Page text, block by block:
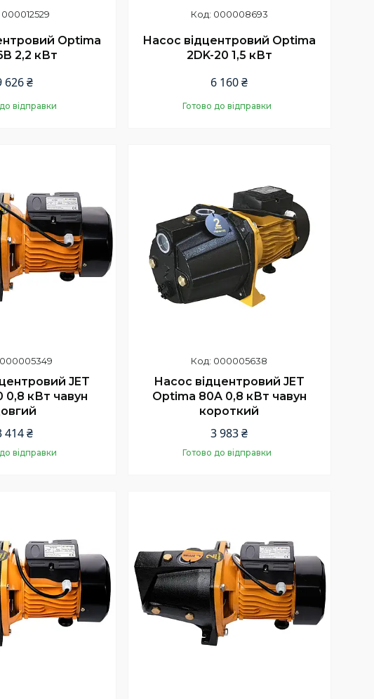
000012529
Optima
2,2 кВт
626 ₴
відправки
000008693
Насос відцентровий Optima
2DK-20 1,5 кВт
6 160 ₴
Готово до відправки
000005349
JET
0,8 кВт чавун
414 ₴
відправки
000005638
Насос відцентровий JET
Optima 80A 0,8 кВт чавун
короткий
3 983 ₴
Готово до відправки